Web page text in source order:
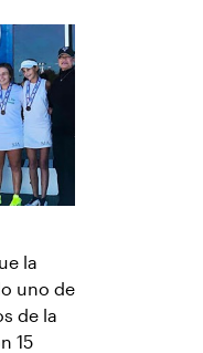
la
uno de
de la
15